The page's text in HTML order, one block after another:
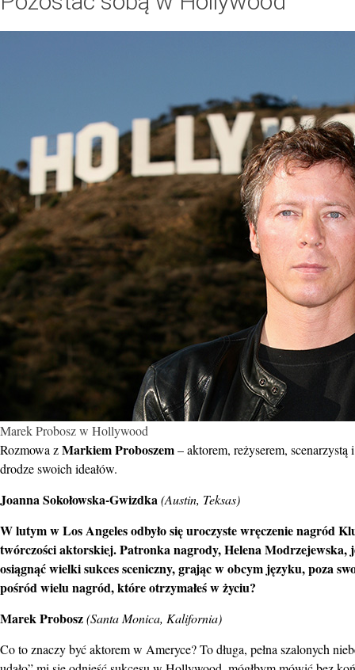
Marek Probosz w Hollywood
Rozmowa zMarkiem Proboszem– aktorem, reżyserem,
drodze swoich ideałów.
Joanna Sokołowska-Gwizdka(Austin, Teksas)
W lutym w Los Angeles odbyło się uroczyste wręczenie nagród
twórczości aktorskiej. Patronka nagrody, Helena
osiągnąć wielki sukces sceniczny, grając w obcym języku, poza
pośród wielu nagród, które otrzymałeś w życiu?
Marek Probosz(Santa Monica, Kalifornia)
Co to znaczy być aktorem w Ameryce? To długa, pełna szalonych